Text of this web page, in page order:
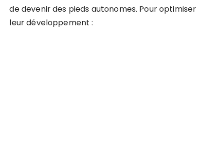
de devenir des pieds autonomes. Pour optimiser
leur développement :